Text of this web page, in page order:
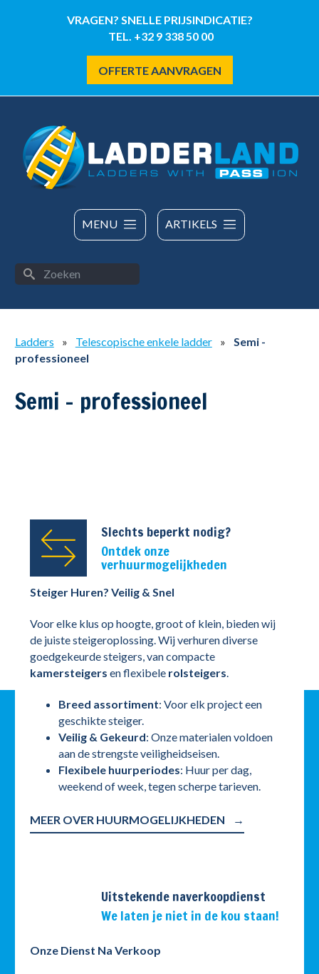
VRAGEN? SNELLE PRIJSINDICATIE?
TEL. +32 9 338 50 00
OFFERTE AANVRAGEN
MENU ARTIKELS
Ladders » Telescopische enkele ladder »
Semi -
professioneel
Semi - professioneel
Slechts beperkt nodig?
Ontdek onze
verhuurmogelijkheden
Steiger Huren? Veilig & Snel
Voor elke klus op hoogte, groot of klein, bieden wij
de juiste steigeroplossing. Wij verhuren diverse
goedgekeurde steigers, van compacte
kamersteigers en flexibele rolsteigers.
Breed assortiment: Voor elk project een
geschikte steiger.
Veilig & Gekeurd: Onze materialen voldoen
aan de strengste veiligheidseisen.
Flexibele huurperiodes: Huur per dag,
weekend of week, tegen scherpe tarieven.
MEER OVER HUURMOGELIJKHEDEN
Uitstekende naverkoopdienst
We laten je niet in de kou staan!
Onze Dienst Na Verkoop